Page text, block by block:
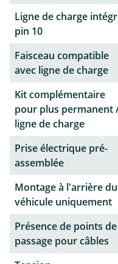
Ligne de charge
pin 10
Faisceau compatible
avec ligne de charge
Kit complémentaire
pour plus permanent
ligne de charge
Prise électrique pré-
assemblée
Montage à l'arrière du
véhicule uniquement
Présence de points de
passage pour câbles